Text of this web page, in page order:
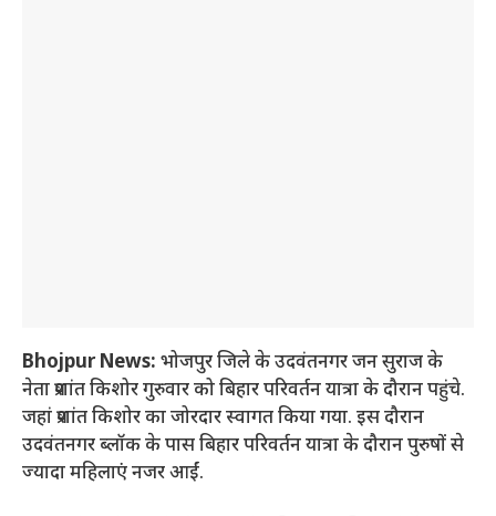
Bhojpur News: भोजपुर जिले के उदवंतनगर जन सुराज के
नेता प्रशांत किशोर गुरुवार को बिहार परिवर्तन यात्रा के दौरान पहुंचे.
जहां प्रशांत किशोर का जोरदार स्वागत किया गया. इस दौरान
उदवंतनगर ब्लॉक के पास बिहार परिवर्तन यात्रा के दौरान पुरुषों से
ज्यादा महिलाएं नजर आईं.